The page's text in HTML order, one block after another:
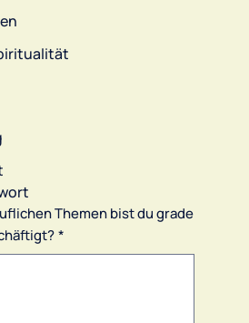
Themen bist du grade
*